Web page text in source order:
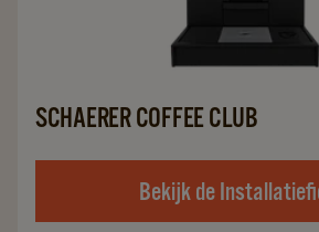
SCHAERER COFFEE CLUB
Bekijk de